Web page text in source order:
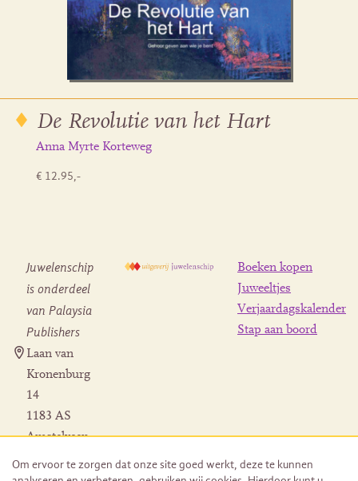
De Revolutie van het Hart
Anna Myrte Korteweg
€ 12.95,-
Juwelenschip
is onderdeel
van Palaysia
Publishers
Laan van
Kronenburg
14
1183 AS
Amstelveen
Herroeping
Boeken kopen
Juweeltjes
Verjaardagskalender
Stap aan boord
Om ervoor te zorgen dat onze site goed werkt, deze te kunnen